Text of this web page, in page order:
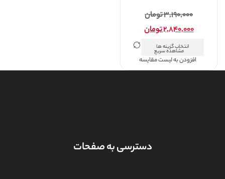
مشاهده سریع
۳,۱۹۰,۰۰۰تومان
۲,۸۴۰,۰۰۰تومان
انتخاب گزینه ها
افزودن به لیست مقایسه
دسترسی به صفحات